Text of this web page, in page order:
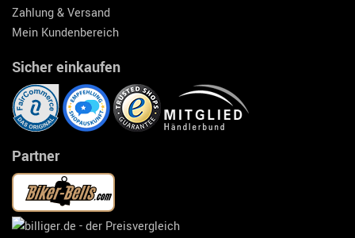
Zahlung & Versand
Mein Kundenbereich
Sicher einkaufen
Partner